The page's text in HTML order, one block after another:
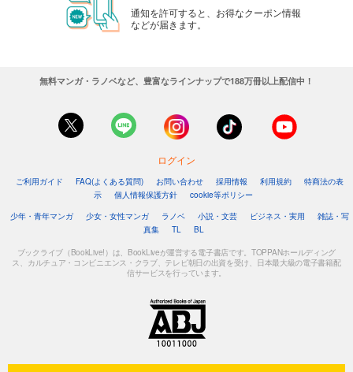
通知を許可すると、お得なクーポン情報
などが届きます。
無料マンガ・ラノベなど、豊富なラインナップで188万冊以上配信中！
ログイン
ご利用ガイド FAQ(よくある質問) お問い合わせ 採用情報 利用規約
特商法の表
示
個人情報保護方針
cookie等ポリシー
少年・青年マンガ
少女・女性マンガ ラノベ 小説・文芸 ビジネス・実用
雑誌・写
真集
TL BL
ブックライブ（BookLive!）は、BookLiveが運営する電子書店です。TOPPANホールディング
ス、カルチュア・コンビニエンス・クラブ、テレビ朝日の出資を受け、日本最大級の電子書籍配
信サービスを行っています。